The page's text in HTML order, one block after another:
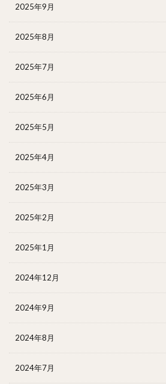
2025年9月
2025年8月
2025年7月
2025年6月
2025年5月
2025年4月
2025年3月
2025年2月
2025年1月
2024年12月
2024年9月
2024年8月
2024年7月